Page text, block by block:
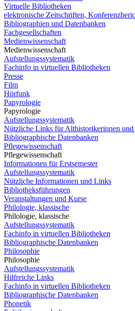
Virtuelle Bibliotheken
elektronische Zeitschriften,
Bibliographien und Datenbanken
Fachgesellschaften
Medienwissenschaft
Medienwissenschaft
Aufstellungssystematik
Fachinfo in virtuellen Bibliotheken
Presse
Film
Hörfunk
Papyrologie
Papyrologie
Aufstellungssystematik
Nützliche Links für Althistorikerinnen
Bibliographische Datenbanken
Pflegewissenschaft
Pflegewissenschaft
Informationen für Erstsemester
Aufstellungssystematik
Nützliche Informationen und Links
Bibliotheksführungen
Veranstaltungen und Kurse
Philologie, klassische
Philologie, klassische
Aufstellungssystematik
Fachinfo in virtuellen Bibliotheken
Bibliographische Datenbanken
Philosophie
Philosophie
Aufstellungssystematik
Hilfreiche Links
Fachinfo in virtuellen Bibliotheken
Bibliographische Datenbanken
Phonetik